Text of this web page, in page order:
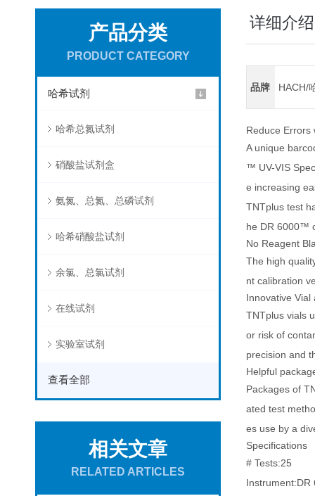
产品分类
PRODUCT CATEGORY
哈希试剂
哈希总氮试剂
硝酸盐试剂盒
氨氮、总氮、总磷试剂
哈希硝酸盐试剂
余氯、总氯试剂
在线试剂
实验室试剂
查看全部
相关文章
RELATED ARTICLES
详细介绍
品牌 HACH/
Reduce Errors
A unique
™ UV-VIS
e increasing
TNTplus test
he DR 6000™
No Reagent
The high
nt calibration
Innovative Vial
TNTplus vials
or risk of
precision and
Helpful
Packages of
ated test
es use by a
Specifications
# Tests:25
Instrument:DR